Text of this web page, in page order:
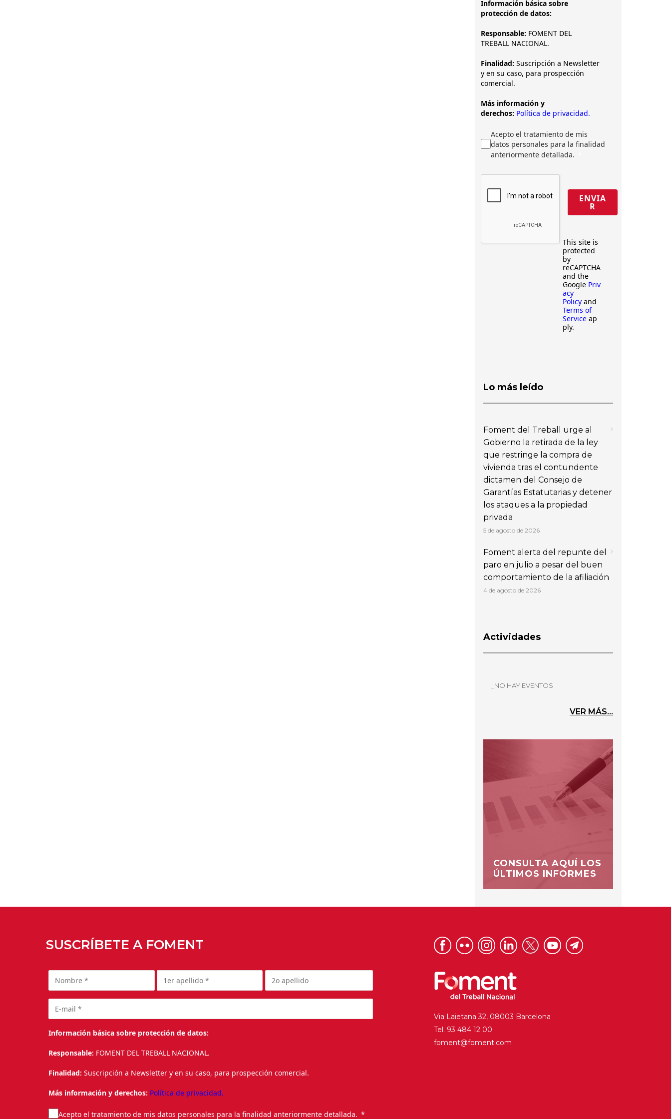
Información básica sobre
protección de datos:
Responsable: FOMENT DEL
TREBALL NACIONAL.
Finalidad: Suscripción a Newsletter
y en su caso, para prospección
comercial.
Más información y
derechos: Política de privacidad.
Acepto el tratamiento de mis
datos personales para la finalidad
anteriormente detallada.
ENVIA
R
This site is
protected
by
reCAPTCHA
and the
Google Priv
acy
Policy and
Terms of
Service ap
ply.
Lo más leído
Foment del Treball urge al
Gobierno la retirada de la ley
que restringe la compra de
vivienda tras el contundente
dictamen del Consejo de
Garantías Estatutarias y detener
los ataques a la propiedad
privada
5 de agosto de 2026
Foment alerta del repunte del
paro en julio a pesar del buen
comportamiento de la afiliación
4 de agosto de 2026
Actividades
_NO HAY EVENTOS
VER MÁS...
CONSULTA AQUÍ LOS
ÚLTIMOS INFORMES
SUSCRÍBETE A FOMENT
Información básica sobre protección de datos:
Responsable: FOMENT DEL TREBALL NACIONAL.
Finalidad: Suscripción a Newsletter y en su caso, para prospección comercial.
Más información y derechos: Política de privacidad.
Acepto el tratamiento de mis datos personales para la finalidad anteriormente detallada.
Via Laietana 32, 08003 Barcelona
Tel. 93 484 12 00
foment@foment.com